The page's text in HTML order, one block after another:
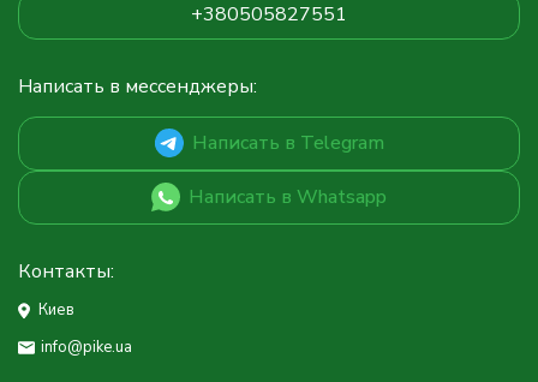
+380505827551
Написать в мессенджеры:
Написать в Telegram
Написать в Whatsapp
Контакты:
Киев
info@pike.ua